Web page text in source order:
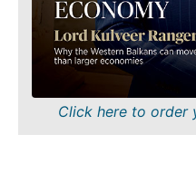
Znanost
Rudarstvo
Maloprodaja
Tehnologija
Tehnologija
Telekom
Turizam
Trgovina
Click here to order